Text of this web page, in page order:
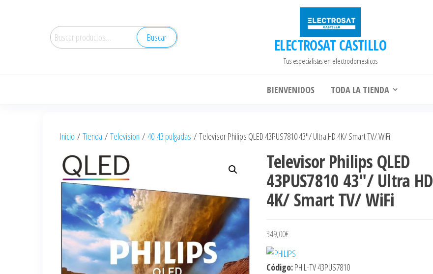
Buscar
por:
Buscar ELECTROSAT CASTILLO
Tus especialistas en electrodomesticos
BIENVENIDOS TODA LA TIENDA
Inicio / Tienda / Television / 40-43 pulgadas / Televisor Philips QLED 43PUS7810 43″/ Ultra HD 4K/ Smart TV/ WiFi
Televisor Philips QLED
43PUS7810 43″/ Ultra HD
4K/ Smart TV/ WiFi
349,00€
Código:PHIL-TV 43PUS7810